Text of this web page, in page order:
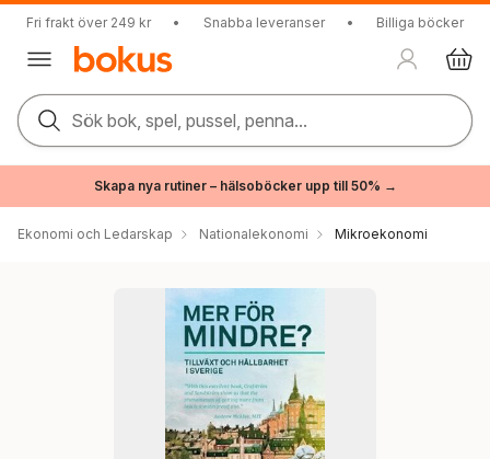
Fri frakt över 249 kr • Snabba leveranser • Billiga böcker
Sök bok, spel, pussel, penna...
Skapa nya rutiner – hälsoböcker upp till 50% →
Ekonomi och Ledarskap Nationalekonomi Mikroekonomi